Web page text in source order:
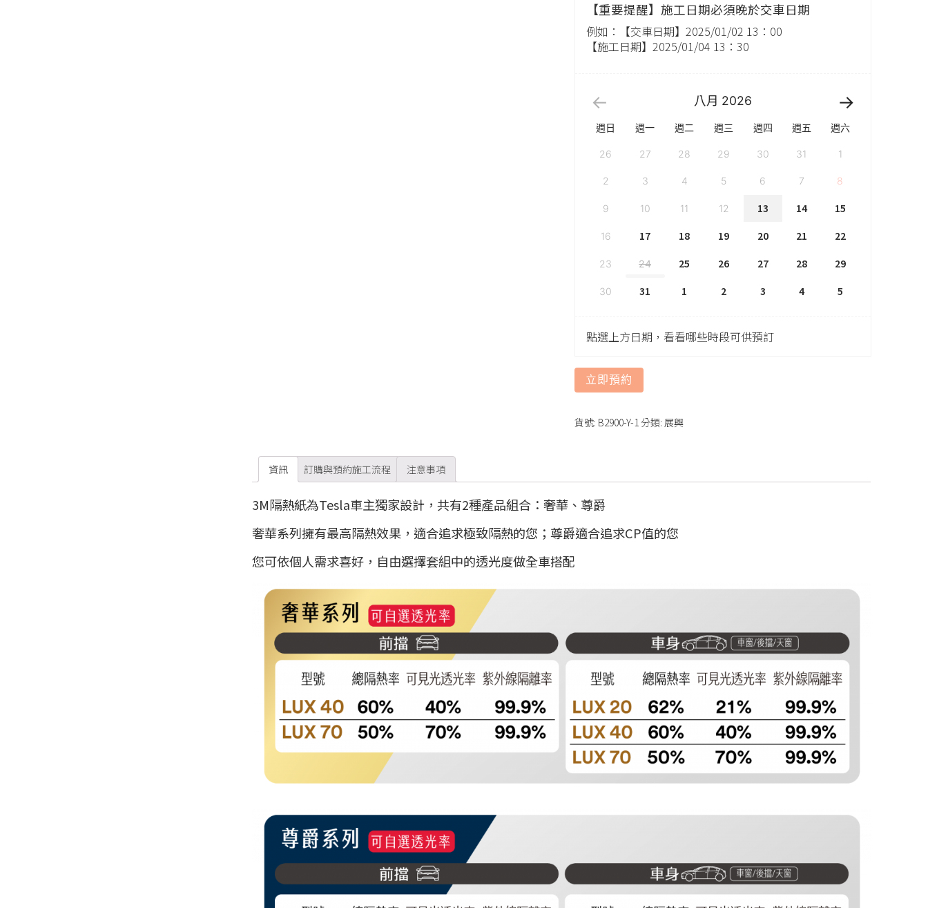
【重要提醒】施工日期必須晚於交車日期
例如：【交車日期】2025/01/02 13：00
【施工日期】2025/01/04 13：30
八月 2026
週日 週一 週二 週三 週四 週五 週六
26 27 28 29 30 31 1
2 3 4 5 6 7 8
9 10 11 12 13 14 15
16 17 18 19 20 21 22
23 24 25 26 27 28 29
30 31 1 2 3 4 5
點選上方日期，看看哪些時段可供預訂
立即預約
貨號: B2900-Y-1 分類: 展興
資訊 訂購與預約施工流程 注意事項
3M隔熱紙為Tesla車主獨家設計，共有2種產品組合：奢華、尊爵
奢華系列擁有最高隔熱效果，適合追求極致隔熱的您；尊爵適合追求CP值的您
您可依個人需求喜好，自由選擇套組中的透光度做全車搭配